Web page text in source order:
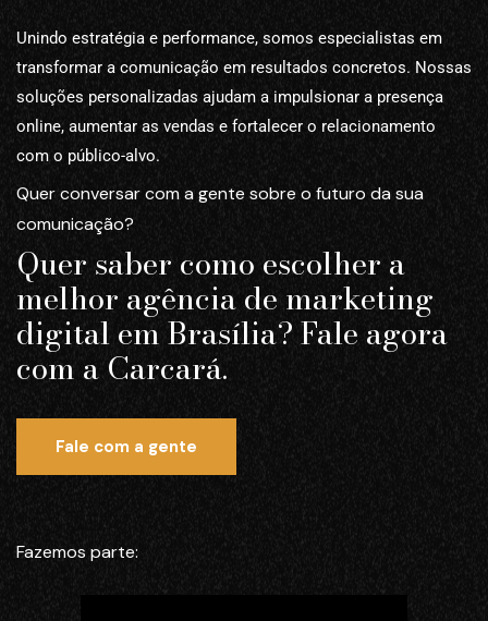
Unindo estratégia e performance, somos especialistas em
transformar a comunicação em resultados concretos. Nossas
soluções personalizadas ajudam a impulsionar a presença
online, aumentar as vendas e fortalecer o relacionamento
com o público-alvo.
Quer conversar com a gente sobre o futuro da sua
comunicação?
Quer saber como escolher a
melhor agência de marketing
digital em Brasília? Fale agora
com a Carcará.
Fale com a gente
Fazemos parte: